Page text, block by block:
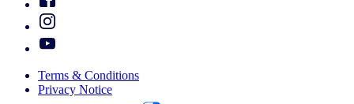
Terms & Conditions
Privacy Notice